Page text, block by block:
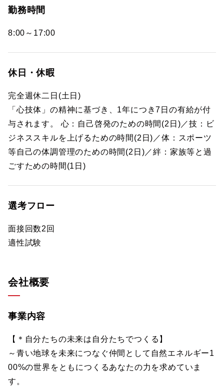
勤務時間
8:00～17:00
休日・休暇
完全週休二日(土日)
「心技体」の精神に基づき、1年につき7日の有給が付
与されます。 心：自己啓発のための時間(2日)／技：ビ
ジネススキルを上げるための時間(2日)／体：スポーツ
等自己の体調管理のための時間(2日)／絆：家族等と過
ごすための時間(1日)
選考フロー
面接回数2回
適性試験
会社概要
事業内容
【＊自分たちの未来は自分たちでつくる】
～青い地球を未来につなぐ仲間として自然エネルギー1
00%の世界をともにつくるあなたの力を求めていま
す。